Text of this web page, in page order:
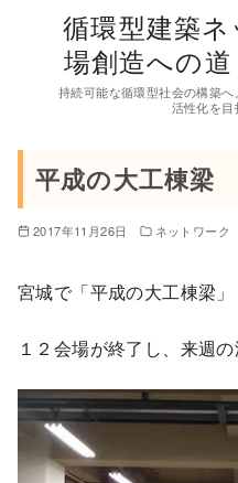
循環型建築
場創造への道
持続可能な循環型社会の構築
活性化を目
平成の大工棟梁
2017年11月26日 ネットワーク
宮城で「平成の大工棟梁」
１２会場が終了し、来週